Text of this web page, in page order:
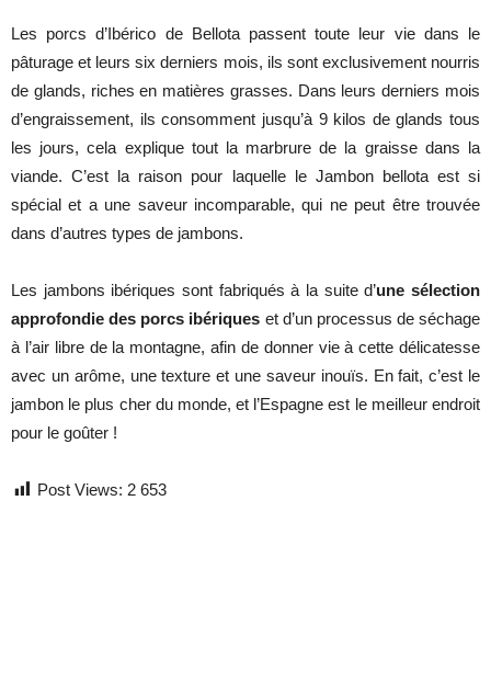
Les porcs d’Ibérico de Bellota passent toute leur vie dans le
pâturage et leurs six derniers mois, ils sont exclusivement nourris
de glands, riches en matières grasses. Dans leurs derniers mois
d’engraissement, ils consomment jusqu’à 9 kilos de glands tous
les jours, cela explique tout la marbrure de la graisse dans la
viande. C’est la raison pour laquelle le Jambon bellota est si
spécial et a une saveur incomparable, qui ne peut être trouvée
dans d’autres types de jambons.
Les jambons ibériques sont fabriqués à la suite d’une sélection
approfondie des porcs ibériques et d’un processus de séchage
à l’air libre de la montagne, afin de donner vie à cette délicatesse
avec un arôme, une texture et une saveur inouïs. En fait, c’est le
jambon le plus cher du monde, et l’Espagne est le meilleur endroit
pour le goûter !
Post Views: 2 653